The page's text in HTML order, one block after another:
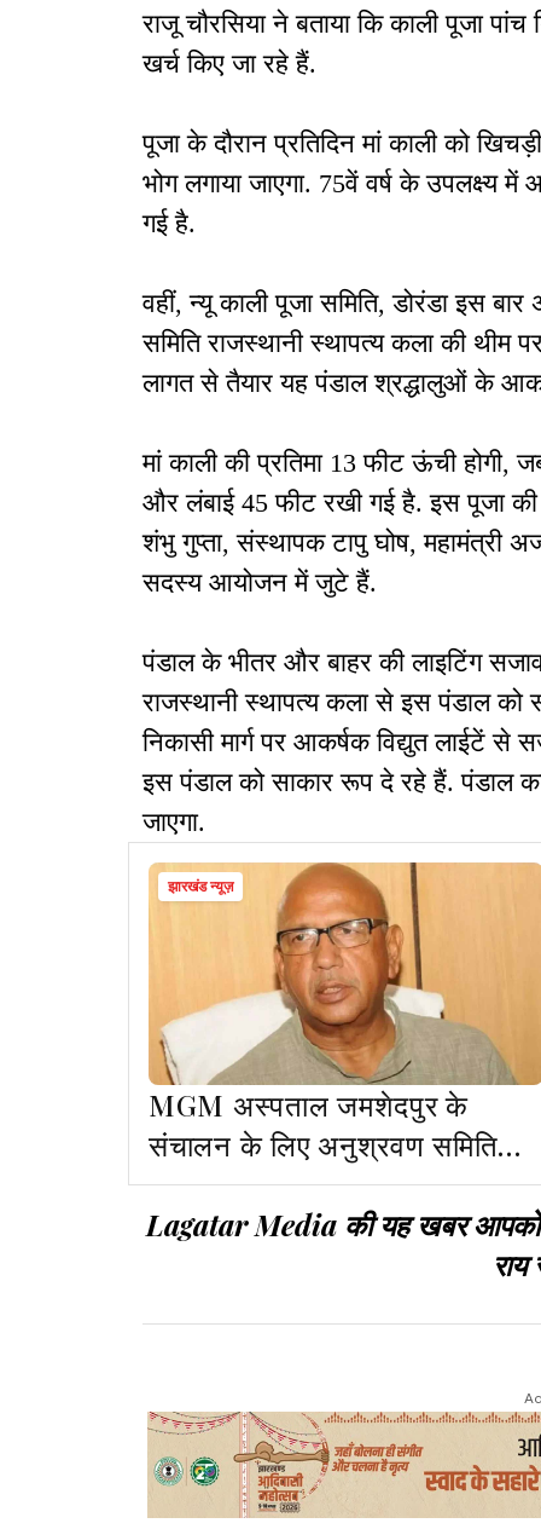
राजू चौरसिया ने बताया कि काली पूजा
खर्च किए जा रहे हैं.
पूजा के दौरान प्रतिदिन मां काली को
भोग लगाया जाएगा. 75वें वर्ष के उपलक्ष्य
गई है.
वहीं, न्यू काली पूजा समिति, डोरंडा इस
समिति राजस्थानी स्थापत्य कला की थीम
लागत से तैयार यह पंडाल श्रद्धालुओं के
मां काली की प्रतिमा 13 फीट ऊंची
और लंबाई 45 फीट रखी गई है. इस पूजा
शंभु गुप्ता, संस्थापक टापु घोष, महामंत्री
सदस्य आयोजन में जुटे हैं.
पंडाल के भीतर और बाहर की लाइटिंग
राजस्थानी स्थापत्य कला से इस पंडाल
निकासी मार्ग पर आकर्षक विद्युत लाईटें
इस पंडाल को साकार रूप दे रहे हैं. पंडाल
जाएगा.
झारखंड न्यूज़
MGM अस्पताल जमशेदपुर के
संचालन के लिए अनुश्रवण समिति
गठित हो : सरयू राय
Lagatar Media की यह खबर आपको